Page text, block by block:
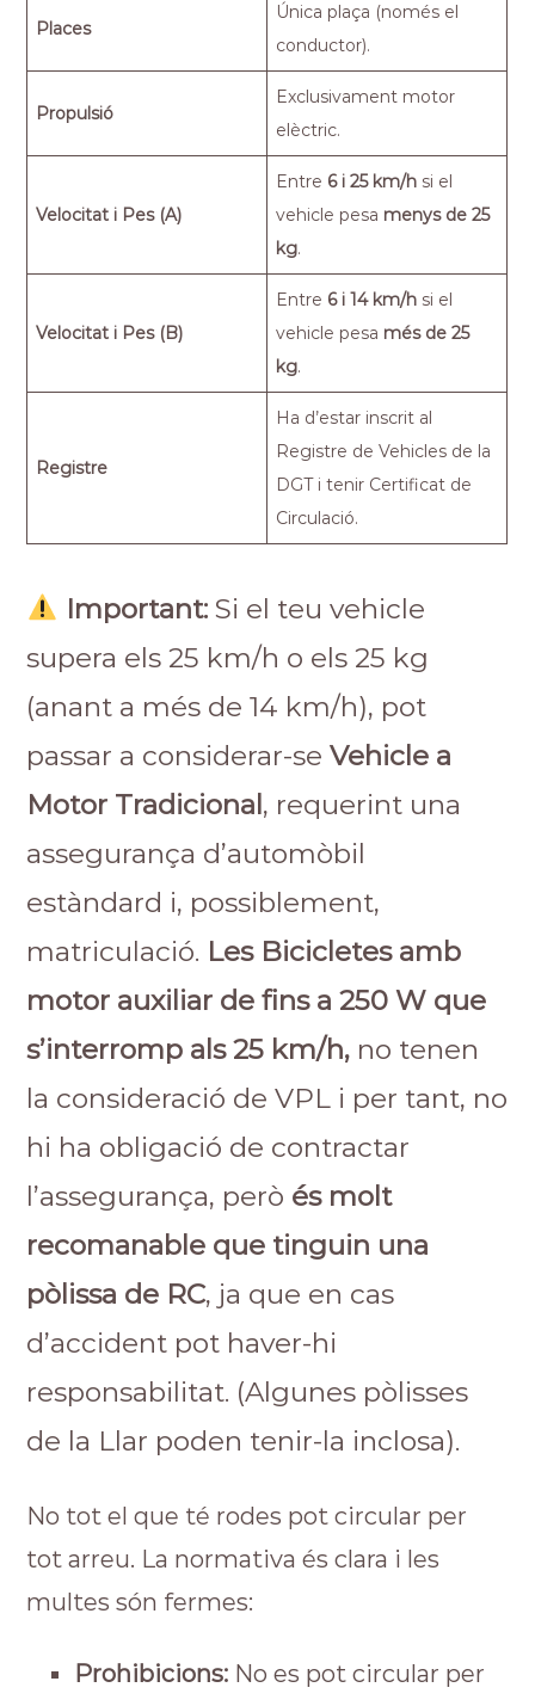
Places
Única plaça (només el
conductor).
Propulsió
Exclusivament motor
elèctric.
Velocitat i Pes (A)
Entre 6 i 25 km/h si el
vehicle pesa menys de 25
kg.
Velocitat i Pes (B)
Entre 6 i 14 km/h si el
vehicle pesa més de 25
kg.
Registre
Ha d’estar inscrit al
Registre de Vehicles de la
DGT i tenir Certificat de
Circulació.
Important:Si el teu vehicle
supera els 25 km/h o els 25 kg
(anant a més de 14 km/h), pot
passar a considerar-seVehicle a
Motor Tradicional , requerint una
assegurança d’automòbil
estàndard i, possiblement,
matriculació. Les Bicicletes amb
motor auxiliar de fins a 250 W que
s’interromp als 25 km/h, no tenen
la consideració de VPL i per tant, no
hi ha obligació de contractar
l’assegurança, però és molt
recomanable que tinguin una
pòlissa de RC, ja que en cas
d’accident pot haver-hi
responsabilitat. (Algunes pòlisses
de la Llar poden tenir-la inclosa).
No tot el que té rodes pot circular per
tot arreu. La normativa és clara i les
multes són fermes:
Prohibicions: No es pot circular per